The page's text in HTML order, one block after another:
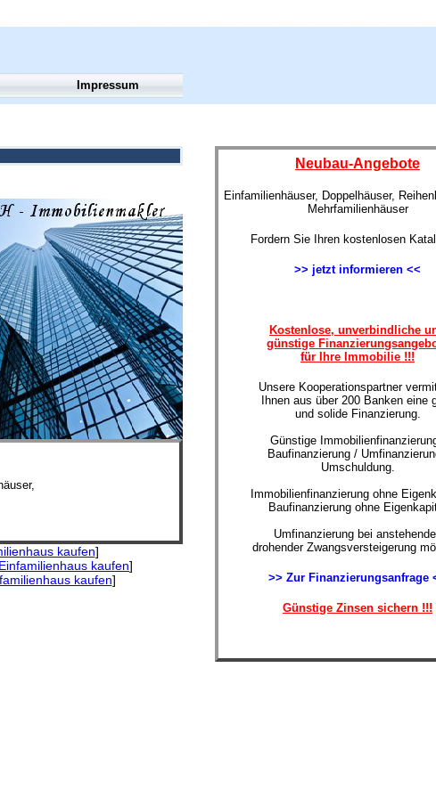
kaufen]
kaufen]
kaufen]
Impressum
Neubau-Angebote
Einfamilienhäuser, Doppelhäuser,
Mehrfamilienhäuser
Fordern Sie Ihren kostenlosen
>> jetzt informieren <<
Kostenlose, unverbindliche
günstige
für Ihre Immobilie !!!
Unsere Kooperationspartner
Ihnen aus über 200 Banken eine
und solide Finanzierung.
Günstige
Baufinanzierung /
Umschuldung.
Immobilienfinanzierung ohne
Baufinanzierung ohne
Umfinanzierung bei
drohender Zwangsversteigerung
>> Zur Finanzierungsanfrage
Günstige Zinsen sichern !!!